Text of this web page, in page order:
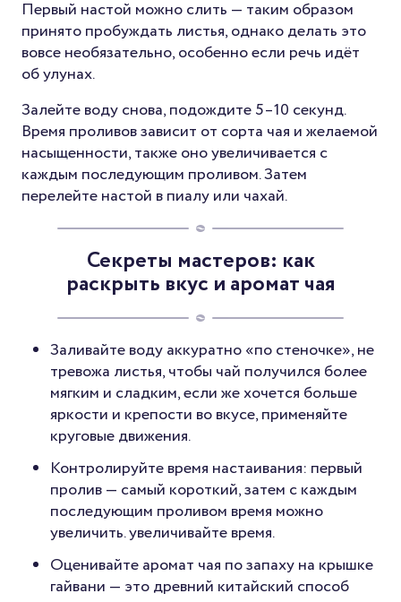
Первый настой можно слить — таким образом
принято пробуждать листья, однако делать это
вовсе необязательно, особенно если речь идёт
об улунах.
Залейте воду снова, подождите 5–10 секунд.
Время проливов зависит от сорта чая и желаемой
насыщенности, также оно увеличивается с
каждым последующим проливом. Затем
перелейте настой в пиалу или чахай.
Секреты мастеров: как
раскрыть вкус и аромат чая
Заливайте воду аккуратно «по стеночке», не
тревожа листья, чтобы чай получился более
мягким и сладким, если же хочется больше
яркости и крепости во вкусе, применяйте
круговые движения.
Контролируйте время настаивания: первый
пролив — самый короткий, затем с каждым
последующим проливом время можно
увеличить. увеличивайте время.
Оценивайте аромат чая по запаху на крышке
гайвани — это древний китайский способ